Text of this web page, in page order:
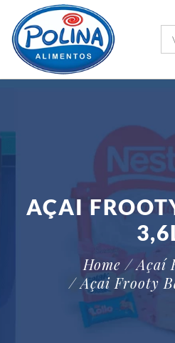
AÇAI
Home / Açaí
/ Açai Frooty